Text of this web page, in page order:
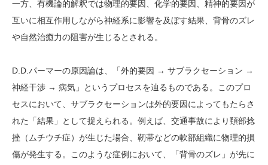
一方、有機論的解釈では物理的要因、化学的要因、精神的要因が
互いに相互作用しながら神経系に影響を及ぼす結果、背骨のズレ
や自然治癒力の阻害が生じるとされる。
D.D.パーマーの原因論は、「外的要因 → サブラクセーション →
神経干渉 → 病気」というプロセスを辿るものである。このプロ
セスにおいて、サブラクセーションは外的要因によってもたらさ
れた「結果」として捉えられる。例えば、交通事故により頚部捻
挫（ムチウチ症）が生じた場合、靭帯などの軟部組織に物理的損
傷が発生する。このような症例において、「背骨のズレ」が先に